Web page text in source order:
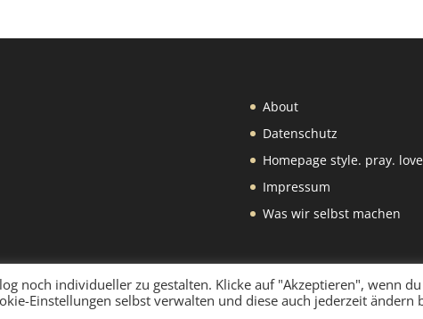
About
Datenschutz
Homepage style. pray.
Impressum
Was wir selbst machen
WordPress
noch individueller zu gestalten. Klicke auf "Akzeptieren", wenn
Einstellungen selbst verwalten und diese auch jederzeit ändern